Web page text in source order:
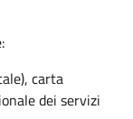
carta
dei servizi